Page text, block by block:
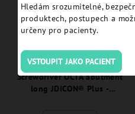
Screwdriver OCTA abutment
long JDICON® Plus -
Hledám srozumitelné,
produktech, postupech a
určeny pro pacienty.
VSTOUPIT JAKO PACIENT